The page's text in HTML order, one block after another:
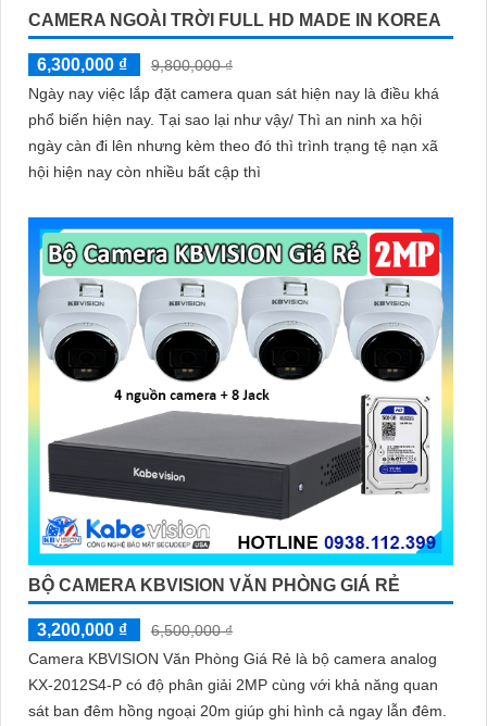
CAMERA NGOÀI TRỜI FULL HD MADE IN KOREA
6,300,000 ₫
9,800,000 ₫
Ngày nay việc lắp đặt camera quan sát hiện nay là điều khá
phổ biến hiện nay. Tại sao lại như vậy/ Thì an ninh xa hội
ngày càn đi lên nhưng kèm theo đó thì trình trạng tệ nạn xã
hội hiện nay còn nhiều bất cập thì
BỘ CAMERA KBVISION VĂN PHÒNG GIÁ RẺ
3,200,000 ₫
6,500,000 ₫
Camera KBVISION Văn Phòng Giá Rẻ là bộ camera analog
KX-2012S4-P có độ phân giải 2MP cùng với khả năng quan
sát ban đêm hồng ngoại 20m giúp ghi hình cả ngay lẫn đêm.